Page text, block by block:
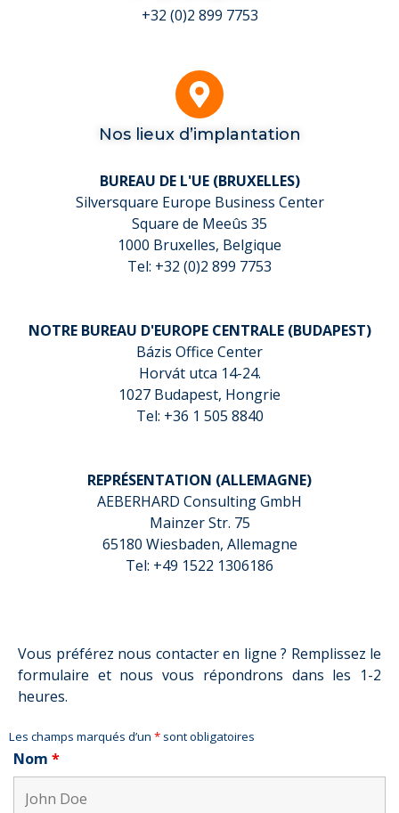
+32 (0)2 899 7753
Nos lieux d’implantation
BUREAU DE L'UE (BRUXELLES)
Silversquare Europe Business Center
Square de Meeûs 35
1000 Bruxelles, Belgique
Tel: +32 (0)2 899 7753
NOTRE BUREAU D'EUROPE CENTRALE (BUDAPEST)
Bázis Office Center
Horvát utca 14-24.
1027 Budapest, Hongrie
Tel: +36 1 505 8840
REPRÉSENTATION (ALLEMAGNE)
AEBERHARD Consulting GmbH
Mainzer Str. 75
65180 Wiesbaden, Allemagne
Tel: +49 1522 1306186
Vous préférez nous contacter en ligne ? Remplissez le
formulaire et nous vous répondrons dans les 1-2
heures.
Les champs marqués d’un * sont obligatoires
Nom *